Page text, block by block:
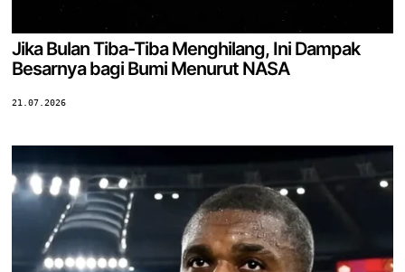
Jika Bulan Tiba-Tiba Menghilang, Ini Dampak
Besarnya bagi Bumi Menurut NASA
21.07.2026